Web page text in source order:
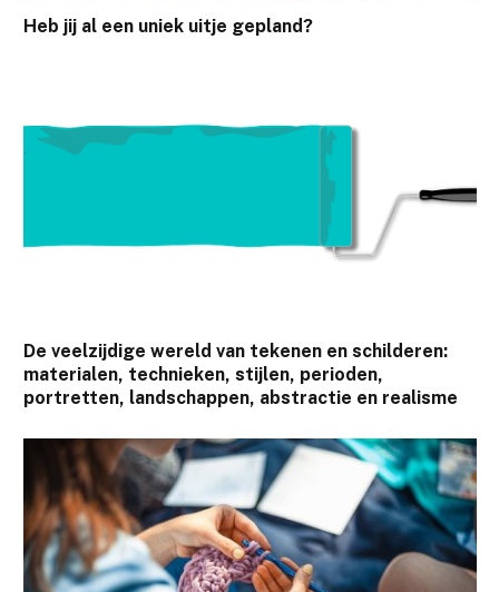
Heb jij al een uniek uitje gepland?
De veelzijdige wereld van tekenen en schilderen:
materialen, technieken, stijlen, perioden,
portretten, landschappen, abstractie en realisme